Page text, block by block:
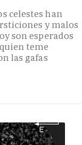
celestes han
y malos
son esperados
teme
las gafas